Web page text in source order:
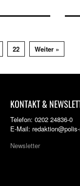
22 Weiter »
KONTAKT &
Telefon: 0202 24836-0
E-Mail:
Newsletter